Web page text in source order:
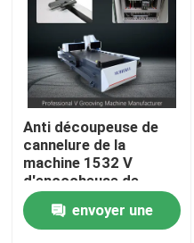
Produits
Vidéos
V à grande vitesse
Machine de cannelure
Anti découpeuse de
cannelure de la
machine 1532 V
d'encocheuse de
l'arrêt V de planche à
roulettesenvoyer une